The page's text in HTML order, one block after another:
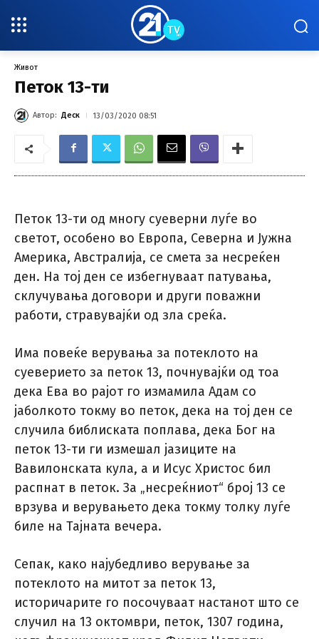
Живот
Петок 13-ти
Автор: Деск 13/03/2020 08:51
Петок 13-ти од многу суеверни луѓе во
светот, особено во Европа, Северна и Јужна
Америка, Австралија, се смета за несреќен
ден. На тој ден се избегнуваат патувања,
склучувања договори и други поважни
работи, стравувајќи од зла среќа.
Има повеќе верувања за потеклото на
суеверието за петок 13, почнувајќи од тоа
дека Ева во рајот го измамила Адам со
јаболкото токму во петок, дека на тој ден се
случила библиската поплава, дека Бог на
петок 13-ти ги измешал јазиците на
Вавилонската кула, а и Исус Христос бил
распнат в петок. За „несреќниот“ број 13 се
врзува и верувањето дека токму толку луѓе
биле на Тајната вечера.
Сепак, како најубедливо верување за
потеклото на митот за петок 13,
историчарите го посочуваат настанот што се
случил на 13 октомври, петок, 1307 година,